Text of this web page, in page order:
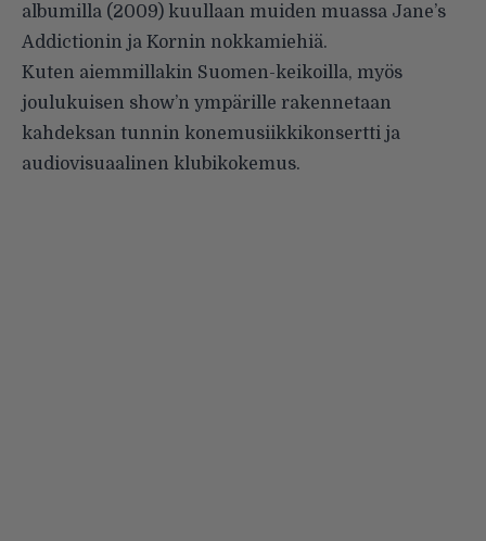
albumilla (2009) kuullaan muiden muassa Jane’s
Addictionin ja Kornin nokkamiehiä.
Kuten aiemmillakin Suomen-keikoilla, myös
joulukuisen show’n ympärille rakennetaan
kahdeksan tunnin konemusiikkikonsertti ja
audiovisuaalinen klubikokemus.